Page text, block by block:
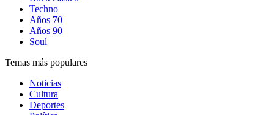
Techno
Años 70
Años 90
Soul
Temas más populares
Noticias
Cultura
Deportes